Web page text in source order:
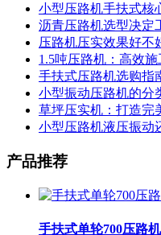
小型压路机手扶式核
沥青压路机选型决定
压路机压实效果好不
1.5吨压路机：高效
手扶式压路机选购指
小型振动压路机的分
草坪压实机：打造完
小型压路机液压振动
产品推荐
手扶式单轮700压路机